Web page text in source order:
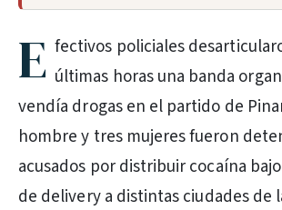
E fectivos policiales
últimas horas una banda
vendía drogas en el partido de
hombre y tres mujeres fueron
acusados por distribuir cocaína
de delivery a distintas ciudades de